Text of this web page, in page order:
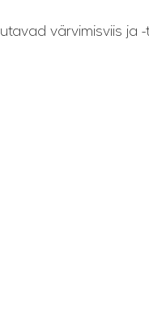
värvimisviis ja